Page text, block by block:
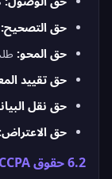
حق التصحيح:
حق المحو:
حق تقييد
حق نقل
حق الاعتراض:
6.2 حقوق CCPA (المستخدمون في كاليفورنيا)